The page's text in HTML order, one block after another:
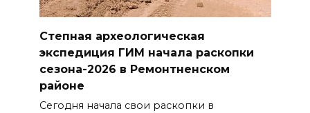
Степная археологическая
экспедиция ГИМ начала раскопки
сезона-2026 в Ремонтненском
районе
Сегодня начала свои раскопки в